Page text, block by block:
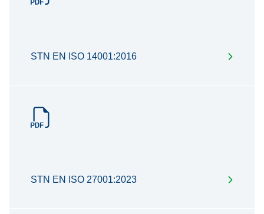
STN EN ISO 14001:2016
STN EN ISO 27001:2023